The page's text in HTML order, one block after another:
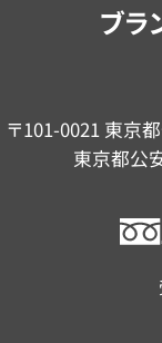
ブラ
〒101-0021 東京
東京都公